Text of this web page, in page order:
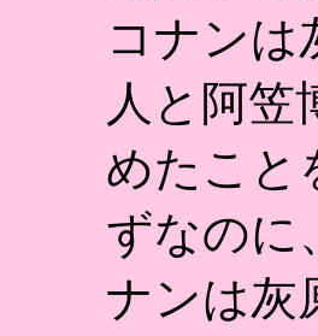
コナンは
人と阿笠
めたこと
ずなのに
ナンは灰